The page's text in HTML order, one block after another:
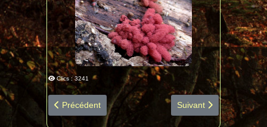
Clics : 3241
Article précédent : 2020-08-23 Beyrède diapo espèces
Précédent Article suivant : 2020-
Suivant